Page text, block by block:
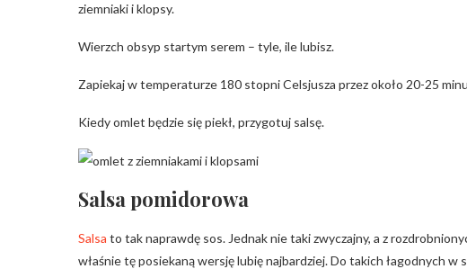
ziemniaki i klopsy.
Wierzch obsyp startym serem – tyle, ile lubisz.
Zapiekaj w temperaturze 180 stopni Celsjusza przez około 20-25
Kiedy omlet będzie się piekł, przygotuj salsę.
Salsa pomidorowa
Salsa to tak naprawdę sos. Jednak nie taki zwyczajny, a z
właśnie tę posiekaną wersję lubię najbardziej. Do takich łagodnych